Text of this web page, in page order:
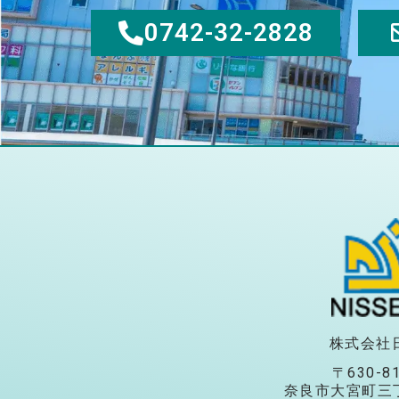
0742-32-2828
株式会社
〒630-
奈良市大宮町三